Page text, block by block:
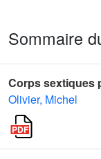
Sommaire
Corps sextiques
Olivier, Michel